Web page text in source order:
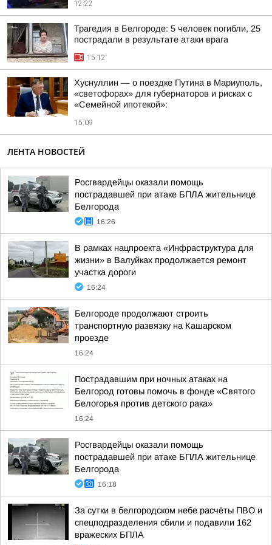
12:22
Трагедия в Белгороде: 5 человек погибли, 25
пострадали в результате атаки врага
15:12
Хуснуллин — о поездке Путина в Мариуполь,
«светофорах» для губернаторов и рисках с
«Семейной ипотекой»:
15:09
ЛЕНТА НОВОСТЕЙ
Росгвардейцы оказали помощь
пострадавшей при атаке БПЛА жительнице
Белгорода
16:26
В рамках нацпроекта «Инфраструктура для
жизни» в Валуйках продолжается ремонт
участка дороги
16:24
Белгороде продолжают строить
транспортную развязку на Кашарском
проезде
16:24
Пострадавшим при ночных атаках на
Белгород готовы помочь в фонде «Святого
Белогорья против детского рака»
16:24
Росгвардейцы оказали помощь
пострадавшей при атаке БПЛА жительнице
Белгорода
16:18
За сутки в белгородском небе расчёты ПВО и
спецподразделения сбили и подавили 162
вражеских БПЛА